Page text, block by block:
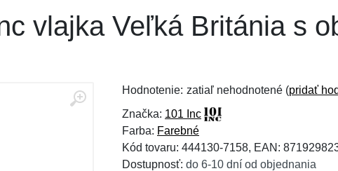
vlajka Veľká Británia s
Hodnotenie: zatiaľ nehodnotené (pridať
Značka: 101 Inc
Farba: Farebné
Kód tovaru: 444130-7158, EAN:
Dostupnosť: do 6-10 dní od objednania